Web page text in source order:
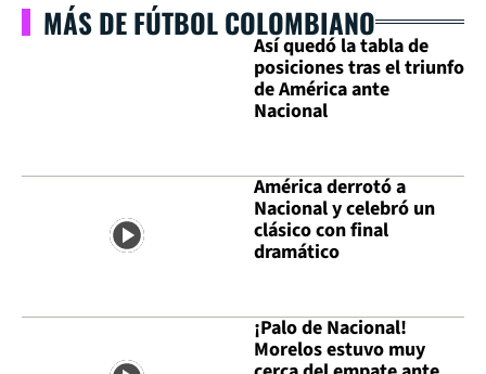
MÁS DE FÚTBOL COLOMBIANO
Así quedó la tabla de
posiciones tras el triunfo
de América ante
Nacional
América derrotó a
Nacional y celebró un
clásico con final
dramático
¡Palo de Nacional!
Morelos estuvo muy